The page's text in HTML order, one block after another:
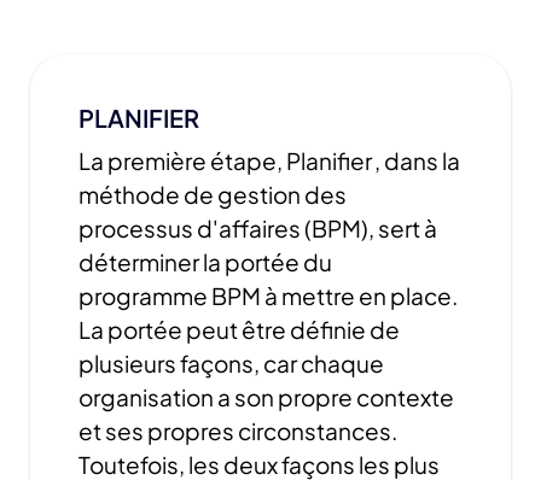
PLANIFIER
La première étape, Planifier , dans la
méthode de gestion des
processus d'affaires (BPM), sert à
déterminer la portée du
programme BPM à mettre en place.
La portée peut être définie de
plusieurs façons, car chaque
organisation a son propre contexte
et ses propres circonstances.
Toutefois, les deux façons les plus